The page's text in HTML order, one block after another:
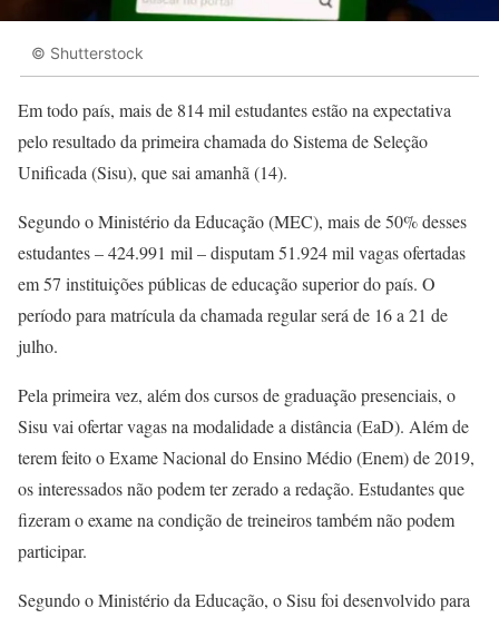
© Shutterstock
Em todo país, mais de 814 mil estudantes estão na expectativa
pelo resultado da primeira chamada do Sistema de Seleção
Unificada (Sisu), que sai amanhã (14).
Segundo o Ministério da Educação (MEC), mais de 50% desses
estudantes – 424.991 mil – disputam 51.924 mil vagas ofertadas
em 57 instituições públicas de educação superior do país. O
período para matrícula da chamada regular será de 16 a 21 de
julho.
Pela primeira vez, além dos cursos de graduação presenciais, o
Sisu vai ofertar vagas na modalidade a distância (EaD). Além de
terem feito o Exame Nacional do Ensino Médio (Enem) de 2019,
os interessados não podem ter zerado a redação. Estudantes que
fizeram o exame na condição de treineiros também não podem
participar.
Segundo o Ministério da Educação, o Sisu foi desenvolvido para